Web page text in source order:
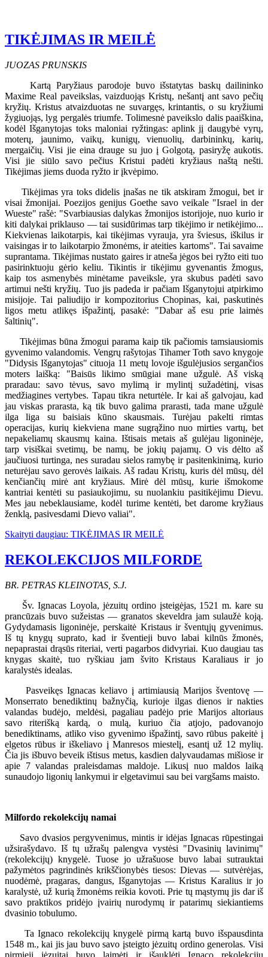
TIKĖJIMAS IR MEILĖ
JUOZAS PRUNSKIS
Kartą Paryžiaus parodoje buvo išstatytas baskų dailininko
Maxime Real paveikslas, vaizduojąs Kristų, nešantį ant savo pečių
kryžių. Kristus atvaizduotas ne suvargęs, krintantis, o su kryžiumi
žygiuojąs, lyg pergalės triumfe. Tolimesnė paveikslo dalis paaiškina,
kodėl Išganytojas toks maloniai ryžtingas: aplink jį daugybė vyrų,
moterų, jaunimo, vaikų, kunigų, vienuolių, darbininkų, karių,
mergaičių. Visi jie eina drauge su juo į Golgotą, pasiryžę aukotis.
Visi jie siūlo savo pečius Kristui padėti kryžiaus naštą nešti.
Tikėjimas jiems duoda ryžto ir įkvėpimo.
Tikėjimas yra toks didelis įnašas ne tik atskiram žmogui, bet ir
visai žmonijai. Poezijos genijus Goethe savo veikale "Israel in der
Wueste" rašė: "Svarbiausias dalykas žmonijos istorijoje, nuo kurio ir
kiti dalykai priklauso — tai susidūrimas tarp tikėjimo ir netikėjimo...
Kiekvienas laikotarpis, kai tikėjimas vyrauja, yra šviesus, iškilus ir
vaisingas ir to laikotarpio žmonėms, ir ateities kartoms". Tai savaime
suprantama. Tikėjimas nustato gaires ir atneša jėgos bei ryžto eiti tuo
pasirinktuoju gėrio keliu. Tikintis ir tikėjimu gyvenantis žmogus,
kaip tos asmenybės minėtame paveiksle, yra skubus padėti savo
artimui nešti kryžių. Tuo jis padeda ir pačiam Išganytojui atpirkimo
misijoje. Tai paliudijo ir kompozitorius Chopinas, kai, paskutinės
ligos metu atlikęs išpažintį, pasakė: "Dabar aš esu prie laimės
šaltinių".
Tikėjimas būna žmogui parama kaip tik pačiomis tamsiausiomis
gyvenimo valandomis. Vengrų rašytojas Tihamer Toth savo knygoje
"Didysis Išganytojas" cituoja 11 metų lovoje išgulėjusios sergančios
moters laišką: "Baisūs likimo smūgiai mane užgulė. Aš viską
praradau: savo tėvus, savo mylimą ir mylintį sužadėtinį, visas
medžiagines vertybes. Tapau tikra neturtėle. Ir kai aš galvojau, kad
jau viskas prarasta, ką tik buvo galima prarasti, tada mane užgulė
ilga liga su baisiais kūno skausmais. Turėjau pakelti rimtas
operacijas, kurių kiekviena mane sugrąžino nuo mirties vartų, bet
nepakeliamų skausmų kaina. Ištisais metais aš gulėjau ligoninėje,
tarp visiškai svetimų, be namų, be jokių pajamų. O vis dėlto aš
jaučiuosi turtinga, nes suradau sielos ramybę ir pasitenkinimą, kurio
neturėjau savo gerovės laikais. Aš radau Kristų, kuris dėl mūsų, dėl
kenčiančių mirė ant kryžiaus. Mirė dėl mūsų, kurie išmokome
kantriai kentėti su pasiaukojimu, su nuolankiu pasitikėjimu Dievu.
Mes jau nebeklausiame, kodėl turime kentėti, bet darome kryžiaus
ženklą, pasivesdami Dievo valiai".
Skaityti daugiau: TIKĖJIMAS IR MEILĖ
REKOLEKCIJOS MILFORDE
BR. PETRAS KLEINOTAS, S.J.
Šv. Ignacas Loyola, jėzuitų ordino įsteigėjas, 1521 m. kare su
prancūzais buvo sužeistas — granatos skeveldra jam sulaužė koją.
Gydydamasis ligoninėje, perskaitė Kristaus ir šventųjų gyvenimus.
Iš tų knygų suprato, kad ir šventieji buvo labai kilnūs žmonės,
nepaprastai drąsūs riteriai, verti pagarbos didvyriai. Kuo daugiau tas
knygas skaitė, tuo ryškiau jam švito Kristaus Karaliaus ir jo
karalystės idealas.
Pasveikęs Ignacas keliavo į artimiausią Marijos šventovę —
Monserrato benediktinų bažnyčią, kurioje ilgas dienos ir nakties
valandas budėjo, meldėsi, pagaliau padėjo prie Marijos altoriaus
savo riterišką kardą, o mulą, kuriuo čia atjojo, padovanojo
benediktinams, atliko viso gyvenimo išpažintį, savo rūbus pakeitė į
elgetos rūbus ir iškeliavo į Manresos miestelį, esantį už 12 mylių.
Čia jis išbuvo beveik ištisus metus, kasdien dalyvaudamas mišiose ir
apie 7 valandas praleisdamas maldoje. Likusį nuo maldos laiką
sunaudojo ligonių lankymui ir elgetavimui sau bei vargšams maisto.
Milfordo rekolekcijų namai
Savo dvasios pergyvenimus, mintis ir idėjas Ignacas rūpestingai
užsirašydavo. Iš tų užrašų palengva vystėsi "Dvasinių lavinimų"
(rekolekcijų) knygelė. Tuose jo užrašuose buvo labai sutrauktai
pažymėtos pagrindinės krikščionybės tiesos: Dievas — sutvėrėjas,
nuodėmė, pragaras, dangus, Išganytojas — Kristus Karalius ir jo
karalystė, už kurią žmonėms reikia kovoti. Prie tų mąstymų jis dar iš
savo praktikos pridėjo įvairių nurodymų ir patarimų siekiantiems
dvasinio tobulumo.
Ta Ignaco rekolekcijų knygelė pirmą kartą buvo išspausdinta
1548 m., kai jis jau buvo savo įsteigto jėzuitų ordino generolas. Visi